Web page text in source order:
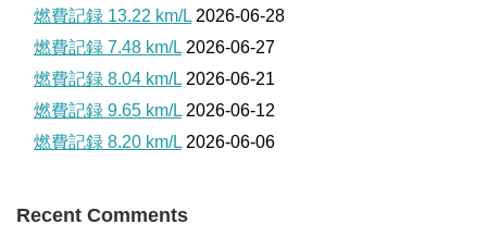
燃費記録 13.22 km/L 2026-06-28
燃費記録 7.48 km/L 2026-06-27
燃費記録 8.04 km/L 2026-06-21
燃費記録 9.65 km/L 2026-06-12
燃費記録 8.20 km/L 2026-06-06
Recent Comments